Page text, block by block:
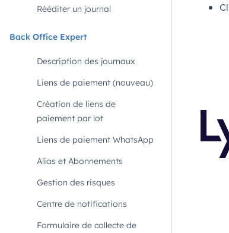
Rééditer un journal
Back Office Expert
Description des journaux
Liens de paiement (nouveau)
Création de liens de
paiement par lot
Liens de paiement WhatsApp
Alias et Abonnements
Gestion des risques
Centre de notifications
Formulaire de collecte de